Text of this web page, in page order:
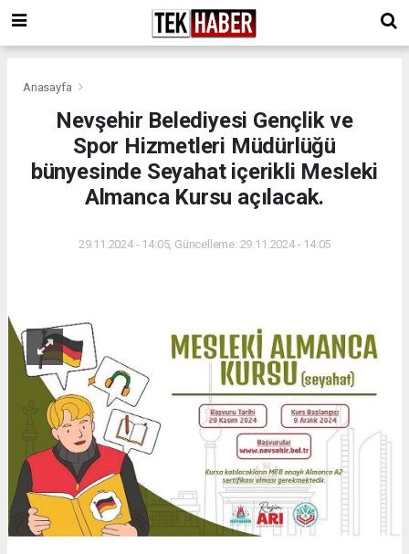
Anasayfa
Nevşehir Belediyesi Gençlik ve
Spor Hizmetleri Müdürlüğü
bünyesinde Seyahat içerikli Mesleki
Almanca Kursu açılacak.
29.11.2024 - 14:05, Güncelleme: 29.11.2024 - 14:05